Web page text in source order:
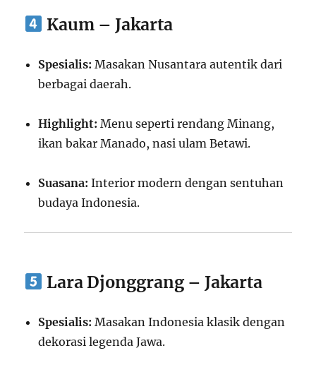
Kaum – Jakarta
Spesialis: Masakan Nusantara autentik dari
berbagai daerah.
Highlight: Menu seperti rendang Minang,
ikan bakar Manado, nasi ulam Betawi.
Suasana: Interior modern dengan sentuhan
budaya Indonesia.
Lara Djonggrang – Jakarta
Spesialis: Masakan Indonesia klasik dengan
dekorasi legenda Jawa.